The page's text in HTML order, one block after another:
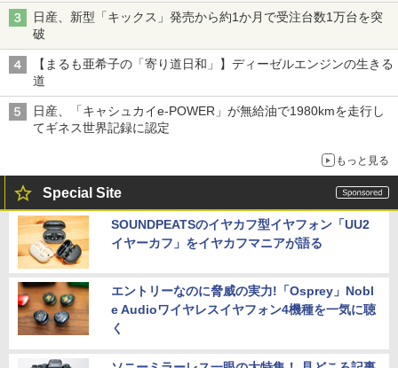
日産、新型「キックス」発売から約1か月で受注台数1万台を突
破
【まるも亜希子の「寄り道日和」】ディーゼルエンジンの生きる
道
日産、「キャシュカイe-POWER」が無給油で1980kmを走行し
てギネス世界記録に認定
もっと見る
Special Site
SOUNDPEATSのイヤカフ型イヤフォン「UU2
イヤーカフ」をイヤカフマニアが語る
エントリーなのに脅威の実力!「Osprey」Nobl
e Audioワイヤレスイヤフォン4機種を一気に聴
く